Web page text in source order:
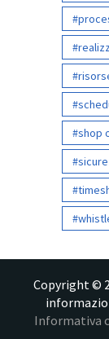
shop
Copyright ©
Informativa